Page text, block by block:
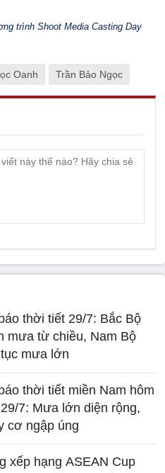
trình Shoot Media Casting Day
Oanh Trần Bảo Ngọc
thời tiết 29/7: Bắc Bộ
mưa từ chiều, Nam Bộ
mưa lớn
thời tiết miền Nam hôm
7: Mưa lớn diện rộng,
cơ ngập úng
xếp hạng ASEAN Cup